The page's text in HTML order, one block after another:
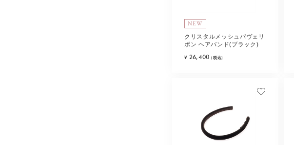
NEW
クリスタルメッシュパヴェリ
ボン ヘアバンド(ブラック)
¥ 26,400 (税込)